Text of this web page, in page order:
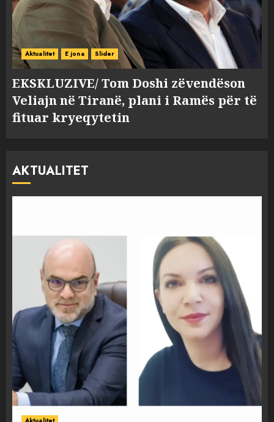
Aktualitet E jona Slider
EKSKLUZIVE/ Tom Doshi zëvendëson
Veliajn në Tiranë, plani i Ramës për të
fituar kryeqytetin
AKTUALITET